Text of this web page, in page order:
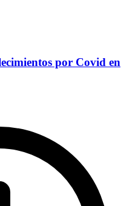
por Covid en